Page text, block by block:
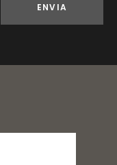
ENVIA